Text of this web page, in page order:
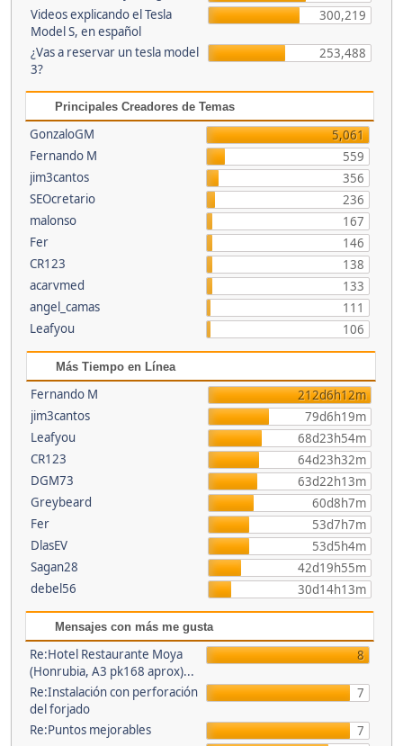
Videos explicando el Tesla
Model S, en español
300,219
¿Vas a reservar un tesla model
3?
253,488
Principales Creadores de Temas
GonzaloGM
5,061
Fernando M
559
jim3cantos
356
SEOcretario
236
malonso
167
Fer
146
CR123
138
acarvmed
133
angel_camas
111
Leafyou
106
Más Tiempo en Línea
Fernando M
212d6h12m
jim3cantos
79d6h19m
Leafyou
68d23h54m
CR123
64d23h32m
DGM73
63d22h13m
Greybeard
60d8h7m
Fer
53d7h7m
DlasEV
53d5h4m
Sagan28
42d19h55m
debel56
30d14h13m
Mensajes con más me gusta
Re:Hotel Restaurante Moya
(Honrubia, A3 pk168 aprox)...
8
Re:Instalación con perforación
del forjado
7
Re:Puntos mejorables
7